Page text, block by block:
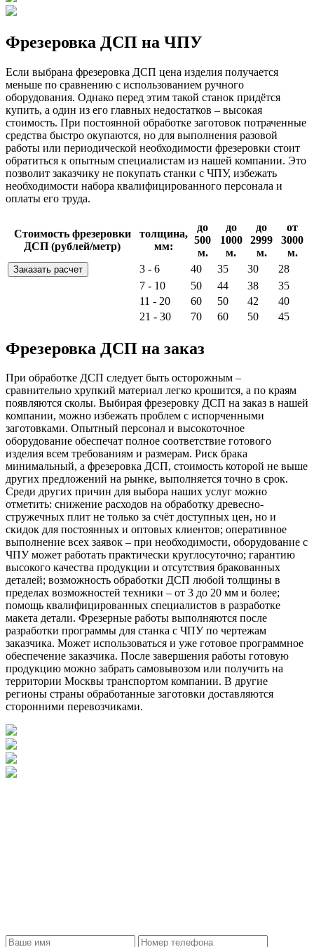
Фрезеровка ДСП на ЧПУ
Если выбрана фрезеровка ДСП цена изделия получается
меньше по сравнению с использованием ручного
оборудования. Однако перед этим такой станок придётся
купить, а один из его главных недостатков – высокая
стоимость. При постоянной обработке заготовок потраченные
средства быстро окупаются, но для выполнения разовой
работы или периодической необходимости фрезеровки стоит
обратиться к опытным специалистам из нашей компании. Это
позволит заказчику не покупать станки с ЧПУ, избежать
необходимости набора квалифицированного персонала и
оплаты его труда.
Стоимость фрезеровки
ДСП (рублей/метр)
толщина,
мм:
до
500
м.
до
1000
м.
до
2999
м.
от
3000
м.
Заказать расчет 3 - 6 40 35 30
28
7 - 10
50 44 38
35
11 - 20
60 50 42
40
21 - 30
70 60 50 45
Фрезеровка ДСП на заказ
При обработке ДСП следует быть осторожным –
сравнительно хрупкий материал легко крошится, а по краям
появляются сколы. Выбирая фрезеровку ДСП на заказ в нашей
компании, можно избежать проблем с испорченными
заготовками. Опытный персонал и высокоточное
оборудование обеспечат полное соответствие готового
изделия всем требованиям и размерам. Риск брака
минимальный, а фрезеровка ДСП, стоимость которой не выше
других предложений на рынке, выполняется точно в срок.
Среди других причин для выбора наших услуг можно
отметить: снижение расходов на обработку древесно-
стружечных плит не только за счёт доступных цен, но и
скидок для постоянных и оптовых клиентов; оперативное
выполнение всех заявок – при необходимости, оборудование с
ЧПУ может работать практически круглосуточно; гарантию
высокого качества продукции и отсутствия бракованных
деталей; возможность обработки ДСП любой толщины в
пределах возможностей техники – от 3 до 20 мм и более;
помощь квалифицированных специалистов в разработке
макета детали. Фрезерные работы выполняются после
разработки программы для станка с ЧПУ по чертежам
заказчика. Может использоваться и уже готовое программное
обеспечение заказчика. После завершения работы готовую
продукцию можно забрать самовывозом или получить на
территории Москвы транспортом компании. В другие
регионы страны обработанные заготовки доставляются
сторонними перевозчиками.